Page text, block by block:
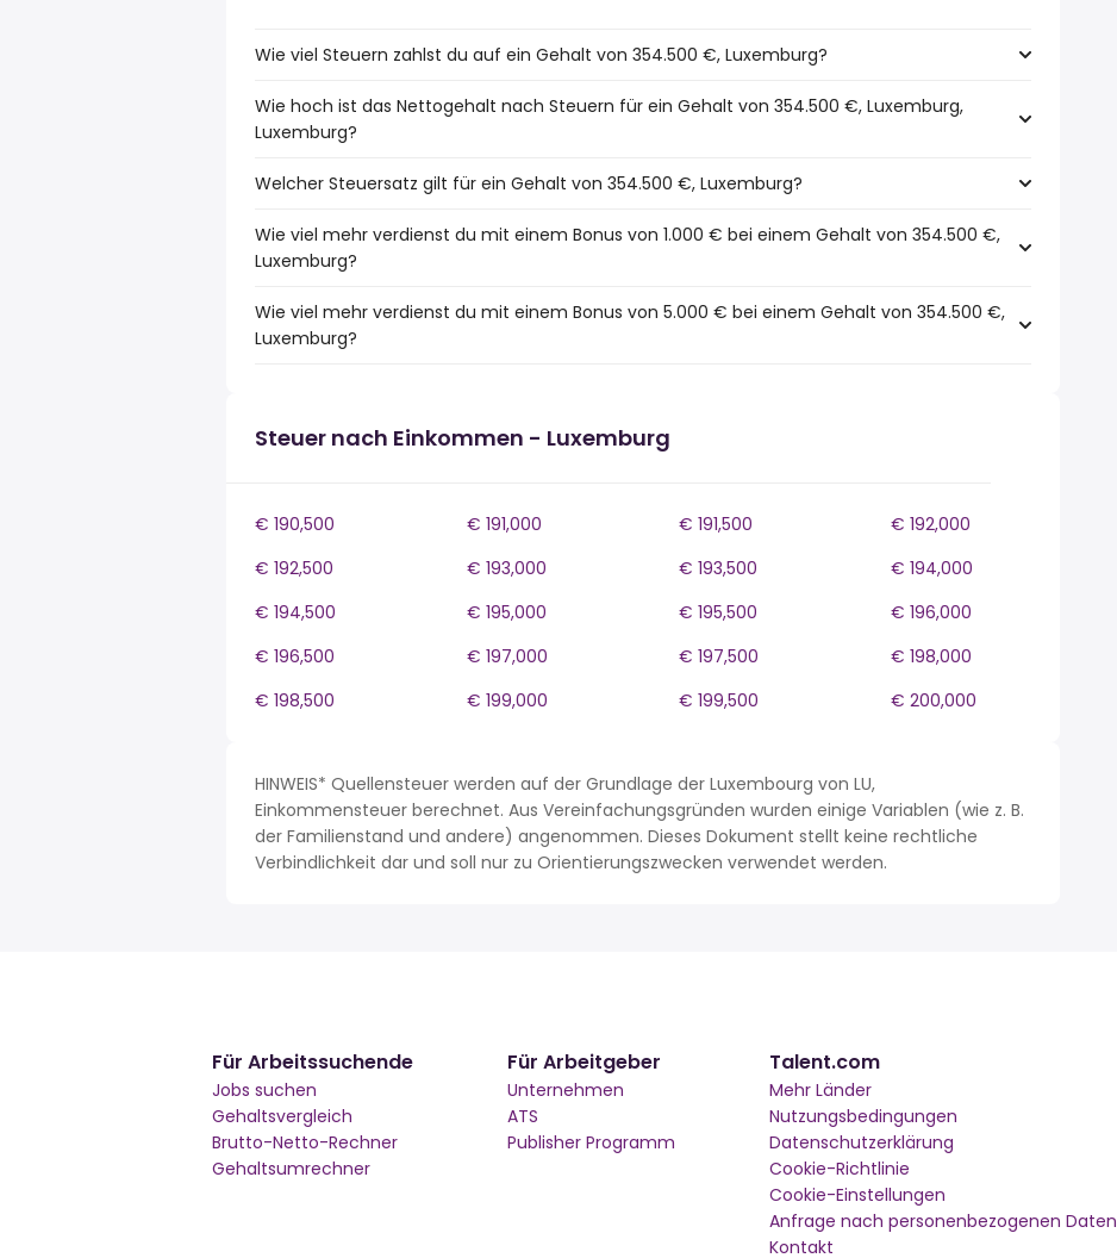
Wie viel Steuern zahlst du auf ein Gehalt von 354.500 €, Luxemburg?
Wie hoch ist das Nettogehalt nach Steuern für ein Gehalt von 354.500 €, Luxemburg,
Luxemburg?
Welcher Steuersatz gilt für ein Gehalt von 354.500 €, Luxemburg?
Wie viel mehr verdienst du mit einem Bonus von 1.000 € bei einem Gehalt von 354.500 €,
Luxemburg?
Wie viel mehr verdienst du mit einem Bonus von 5.000 € bei einem Gehalt von 354.500 €,
Luxemburg?
Steuer nach Einkommen - Luxemburg
€ 190,500 € 191,000 € 191,500
€ 192,000
€ 192,500
€ 193,000 € 193,500
€ 194,000
€ 194,500
€ 195,000 € 195,500
€ 196,000
€ 196,500
€ 197,000 € 197,500
€ 198,000
€ 198,500
€ 199,000 € 199,500 € 200,000
HINWEIS* Quellensteuer werden auf der Grundlage der Luxembourg von LU,
Einkommensteuer berechnet. Aus Vereinfachungsgründen wurden einige Variablen (wie z. B.
der Familienstand und andere) angenommen. Dieses Dokument stellt keine rechtliche
Verbindlichkeit dar und soll nur zu Orientierungszwecken verwendet werden.
Für Arbeitssuchende
Jobs suchen
Gehaltsvergleich
Brutto-Netto-Rechner
Gehaltsumrechner
Für Arbeitgeber
Unternehmen
ATS
Publisher Programm
Talent.com
Mehr Länder
Nutzungsbedingungen
Datenschutzerklärung
Cookie-Richtlinie
Cookie-Einstellungen
Anfrage nach personenbezogenen Daten
Kontakt